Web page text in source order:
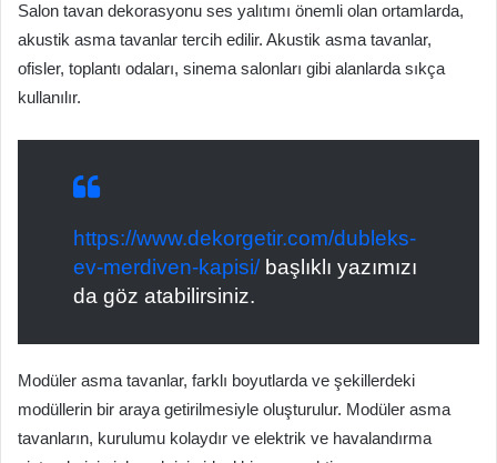
Salon tavan dekorasyonu ses yalıtımı önemli olan ortamlarda,
akustik asma tavanlar tercih edilir. Akustik asma tavanlar,
ofisler, toplantı odaları, sinema salonları gibi alanlarda sıkça
kullanılır.
https://www.dekorgetir.com/dubleks-
ev-merdiven-kapisi/başlıklı yazımızı
da göz atabilirsiniz.
Modüler asma tavanlar, farklı boyutlarda ve şekillerdeki
modüllerin bir araya getirilmesiyle oluşturulur. Modüler asma
tavanların, kurulumu kolaydır ve elektrik ve havalandırma